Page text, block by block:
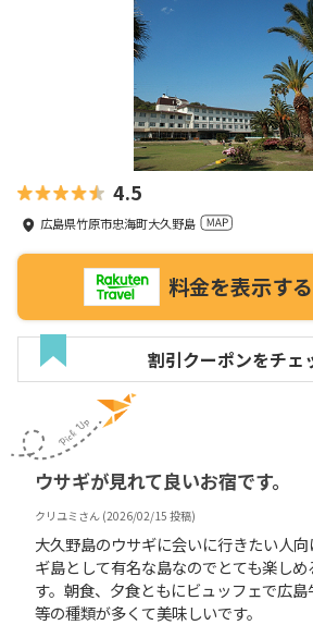
4.5
広島県竹原市忠海町大久野島
料金を表示する
割引クーポンをチェ
ウサギが見れて良いお宿です。
クリユミ さん (2026/02/15 投稿)
大久野島のウサギに会いに行きたい人
ギ島として有名な島なのでとても楽し
す。朝食、夕食ともにビュッフェで広
等の種類が多くて美味しいです。